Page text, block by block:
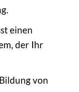
einen
der Ihr
von